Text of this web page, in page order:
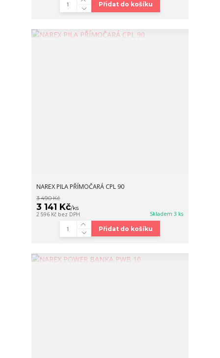
Přidat do košíku
NAREX PILA PŘÍMOČARÁ CPL 90
3 490 Kč
3 141 Kč/ks
2 596 Kč bez DPH Skladem 3 ks
Přidat do košíku